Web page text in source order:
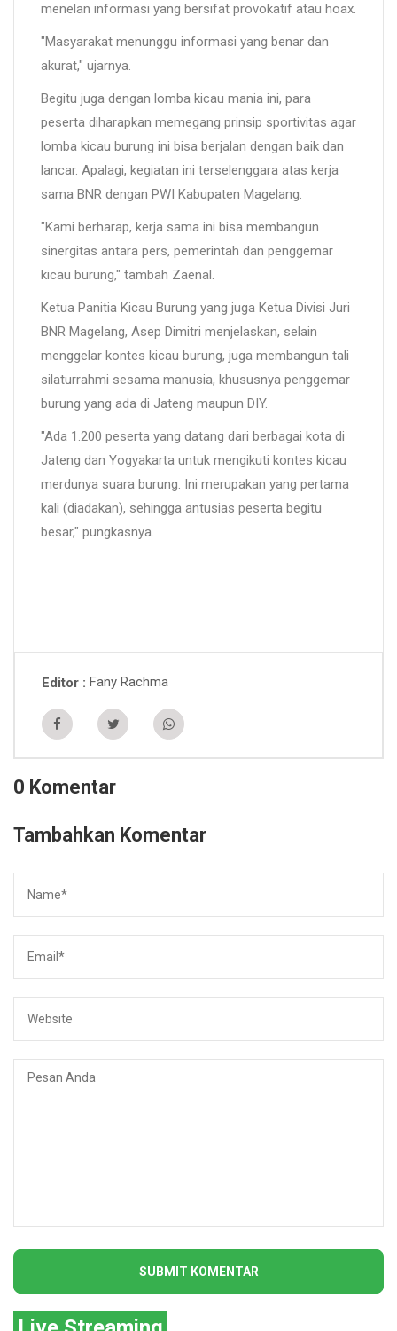
menelan informasi yang bersifat provokatif atau hoax.
"Masyarakat menunggu informasi yang benar dan
akurat," ujarnya.
Begitu juga dengan lomba kicau mania ini, para
peserta diharapkan memegang prinsip sportivitas agar
lomba kicau burung ini bisa berjalan dengan baik dan
lancar. Apalagi, kegiatan ini terselenggara atas kerja
sama BNR dengan PWI Kabupaten Magelang.
"Kami berharap, kerja sama ini bisa membangun
sinergitas antara pers, pemerintah dan penggemar
kicau burung," tambah Zaenal.
Ketua Panitia Kicau Burung yang juga Ketua Divisi Juri
BNR Magelang, Asep Dimitri menjelaskan, selain
menggelar kontes kicau burung, juga membangun tali
silaturrahmi sesama manusia, khususnya penggemar
burung yang ada di Jateng maupun DIY.
"Ada 1.200 peserta yang datang dari berbagai kota di
Jateng dan Yogyakarta untuk mengikuti kontes kicau
merdunya suara burung. Ini merupakan yang pertama
kali (diadakan), sehingga antusias peserta begitu
besar," pungkasnya.
Editor Fany Rachma
0 Komentar
Tambahkan Komentar